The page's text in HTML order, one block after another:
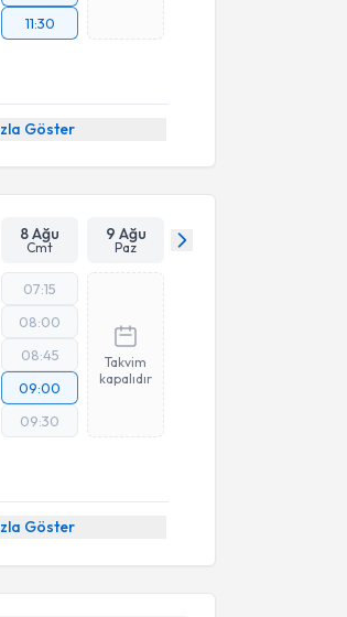
11:30
Göster
8 Ağu
Cmt
9 Ağu
Paz
07:15
08:00
08:45
09:00
09:30
Takvim
kapalıdır
Göster